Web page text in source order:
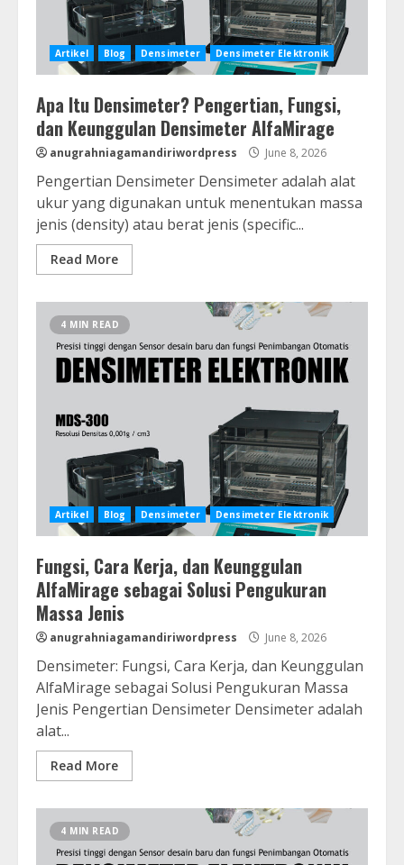
Artikel Blog Densimeter Densimeter Elektronik
Apa Itu Densimeter? Pengertian, Fungsi,
dan Keunggulan Densimeter AlfaMirage
anugrahniagamandiriwordpress June 8, 2026
Pengertian Densimeter Densimeter adalah alat
ukur yang digunakan untuk menentukan massa
jenis (density) atau berat jenis (specific...
Read More
4 MIN READ
Artikel Blog Densimeter Densimeter Elektronik
Fungsi, Cara Kerja, dan Keunggulan
AlfaMirage sebagai Solusi Pengukuran
Massa Jenis
anugrahniagamandiriwordpress June 8, 2026
Densimeter: Fungsi, Cara Kerja, dan Keunggulan
AlfaMirage sebagai Solusi Pengukuran Massa
Jenis Pengertian Densimeter Densimeter adalah
alat...
Read More
4 MIN READ